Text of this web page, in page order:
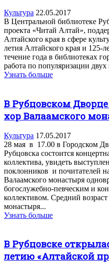
Культура 22.05.2017
В Центральной библиотеке
проекта «Читай Алтай»,
Алтайского края в сфере
летия Алтайского края и 125-
течение года в библиотеках
работа по популяризации двух
Узнать больше
В Рубцовском
хор Валаамского
Культура 17.05.2017
28 мая в 17.00 в Городском
Рубцовска состоится
коллектива, увидеть
поклонников и почитателей
Валаамского монастыря
богослужебно-певческим и
коллективом. Средний
монастыря...
Узнать больше
В Рубцовске
летию «Алтайской